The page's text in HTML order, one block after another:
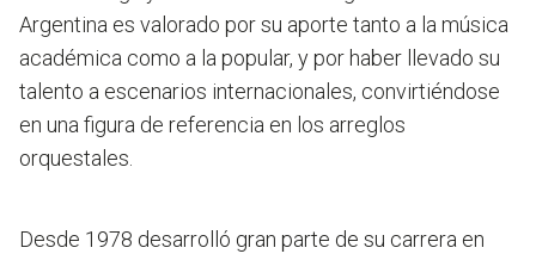
Argentina es valorado porsu aporte tanto a la música
académica como a la popular, y por haber llevado su
talento a escenarios internacionales, convirtiéndose
en una figura de referencia en los arreglos
orquestales.
Desde 1978 desarrolló gran parte de su carrera en